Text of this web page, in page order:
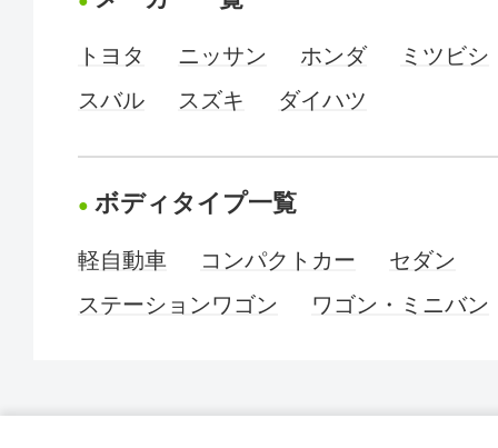
トヨタ ニッサン ホンダ
ミツビシ
スバル
スズキ ダイハツ
ボディタイプ一覧
軽自動車 コンパクトカー
セダン
ステーションワゴン
ワゴン・ミニバン